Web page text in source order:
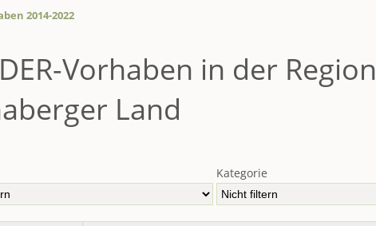
2014-2022
Vorhaben in der Region
Land
Kategorie